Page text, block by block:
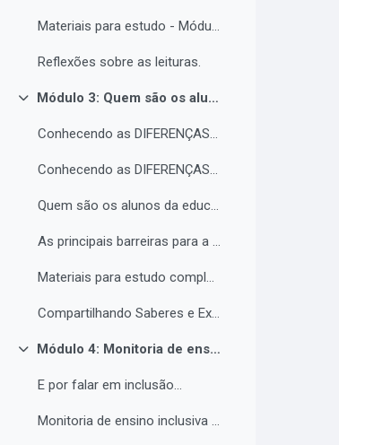
Materiais para estudo - Módulo 2.
Reflexões sobre as leituras.
Colapsar
Módulo 3: Quem são os alunos da educação inclusiva.
Conhecendo as DIFERENÇAS para promover a IGUALDADE com EQUIDADE.
Conhecendo as DIFERENÇAS para promover a IGUALDADE com EQUIDADE.
Quem são os alunos da educação inclusiva.
As principais barreiras para a inclusão.
Materiais para estudo complementar - Módulo 3.
Compartilhando Saberes e Experiências. 2
Colapsar
Módulo 4: Monitoria de ensino inclusiva no processo formativo de estudantes com Necessidades Educacionais Específicas - NEE no contexto da Educação Profissional e Tecnológica.
E por falar em inclusão...
Monitoria de ensino inclusiva junto a estudante com Necessidades Educacionais Específicas - NEE no contexto da Educação Profissional e Tecnológica.